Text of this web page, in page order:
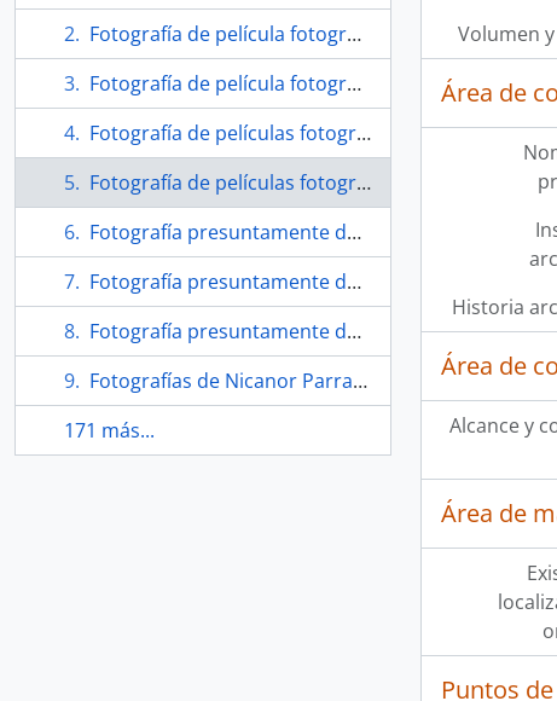
Fotografía de película fotográfica de la Parroquia del Cristo de Elqui
Fotografía de película fotográfica de reunión con Nicanor Parra
Fotografía de películas fotográficas de Nicanor Parra
Fotografía de películas fotográficas de Nicanor Parra
Fotografía presuntamente de Guillermo García González en Las Cruces
Fotografía presuntamente de Las Cruces
Fotografía presuntamente de Las Cruces
Fotografías de Nicanor Parra enmarcadas
171 más...
Volumen
Área de
Historia
Área de
Alcance y
Área de
Puntos